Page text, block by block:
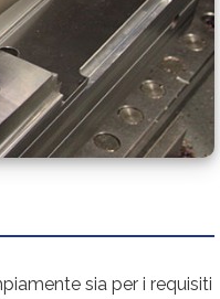
sia per i requisiti